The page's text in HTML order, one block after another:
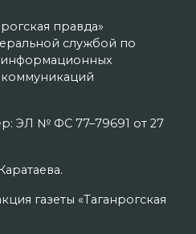
правда»
службой по
информационных
ЭЛ № ФС 77–79691 от 27
газеты «Таганрогская